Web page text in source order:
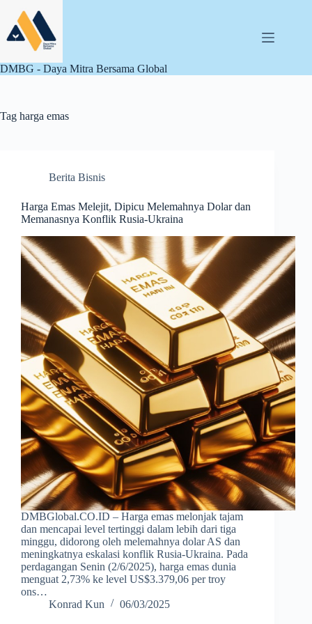
content
DMBG - Daya Mitra Bersama Global
Tag harga emas
Berita Bisnis
Harga Emas Melejit, Dipicu Melemahnya Dolar dan
Memanasnya Konflik Rusia-Ukraina
DMBGlobal.CO.ID – Harga emas melonjak tajam
dan mencapai level tertinggi dalam lebih dari tiga
minggu, didorong oleh melemahnya dolar AS dan
meningkatnya eskalasi konflik Rusia-Ukraina. Pada
perdagangan Senin (2/6/2025), harga emas dunia
menguat 2,73% ke level US$3.379,06 per troy
ons…
Konrad Kun
06/03/2025